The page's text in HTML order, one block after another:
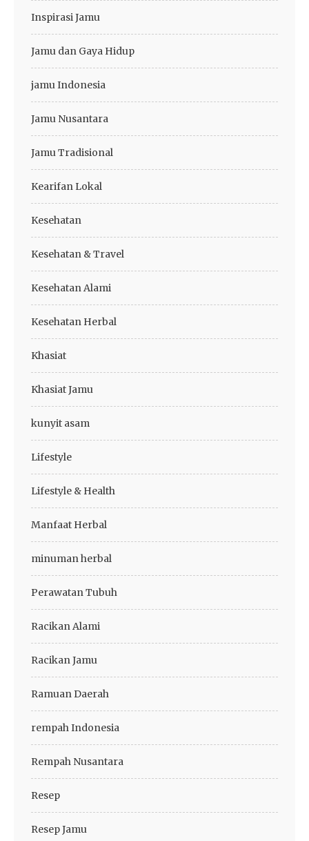
Inspirasi Jamu
Jamu dan Gaya Hidup
jamu Indonesia
Jamu Nusantara
Jamu Tradisional
Kearifan Lokal
Kesehatan
Kesehatan & Travel
Kesehatan Alami
Kesehatan Herbal
Khasiat
Khasiat Jamu
kunyit asam
Lifestyle
Lifestyle & Health
Manfaat Herbal
minuman herbal
Perawatan Tubuh
Racikan Alami
Racikan Jamu
Ramuan Daerah
rempah Indonesia
Rempah Nusantara
Resep
Resep Jamu